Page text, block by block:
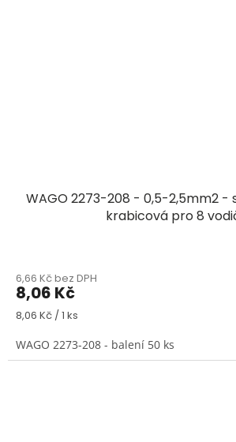
WAGO 2273-208 - 0,5-2,5mm2 -
krabicová pro 8
6,66 Kč bez DPH
8,06 Kč
Měrná
8,06 Kč / 1 ks
WAGO 2273-208 - balení 50 ks